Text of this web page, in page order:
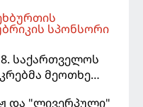
სპონსორი
საქართველოს
მეოთხე
და "ლივერპული"